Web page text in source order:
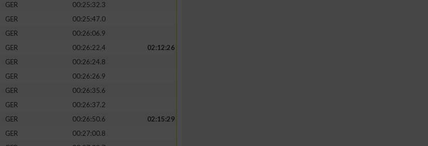
GER
00:25:32.3
GER
00:25:47.0
GER
00:26:06.9
GER 00:26:22.4
02:12:26
GER
00:26:24.8
GER
00:26:26.9
GER
00:26:35.6
GER
00:26:37.2
GER 00:26:50.6
02:15:29
GER
00:27:00.8